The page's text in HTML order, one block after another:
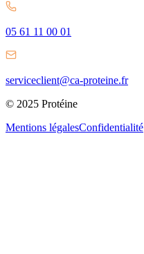
05 61 11 00 01
serviceclient@ca-proteine.fr
© 2025 Protéine
Mentions légalesConfidentialité